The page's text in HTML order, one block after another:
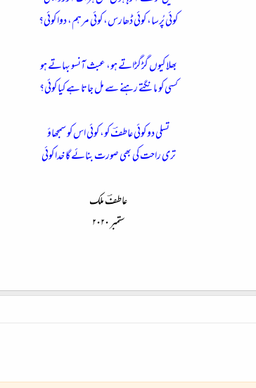
کوئی پُرسا، کوئی ڈھارس، کوئی مرہم، دوا کوئی؟
بھلا کیوں گڑگڑاتے ہو، عبث آنسو بہاتے ہو
کسی کو مانگتے رہنے سے مل جاتا ہے کیا کوئی؟
تسلی دو کوئی عاطفؔ کو، کوئی اس کو سمجھاؤ
تری راحت کی بھی صورت بنائے گا خدا کوئی
عاطفؔ ملک
ستمبر ۲۰۲۰